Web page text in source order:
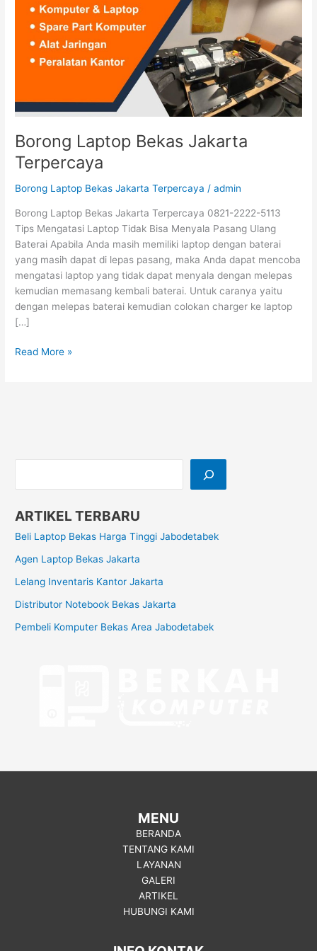
Borong Laptop Bekas Jakarta
Terpercaya
Borong Laptop Bekas Jakarta Terpercaya /admin
Borong Laptop Bekas Jakarta Terpercaya 0821-2222-5113
Tips Mengatasi Laptop Tidak Bisa Menyala Pasang Ulang
Baterai Apabila Anda masih memiliki laptop dengan baterai
yang masih dapat di lepas pasang, maka Anda dapat mencoba
mengatasi laptop yang tidak dapat menyala dengan melepas
kemudian memasang kembali baterai. Untuk caranya yaitu
dengan melepas baterai kemudian colokan charger ke laptop
[…]
Read More »
ARTIKEL TERBARU
Beli Laptop Bekas Harga Tinggi Jabodetabek
Agen Laptop Bekas Jakarta
Lelang Inventaris Kantor Jakarta
Distributor Notebook Bekas Jakarta
Pembeli Komputer Bekas Area Jabodetabek
MENU
BERANDA
TENTANG KAMI
LAYANAN
GALERI
ARTIKEL
HUBUNGI KAMI